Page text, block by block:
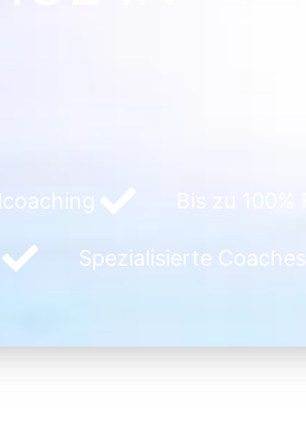
Spezialisierte Coaches